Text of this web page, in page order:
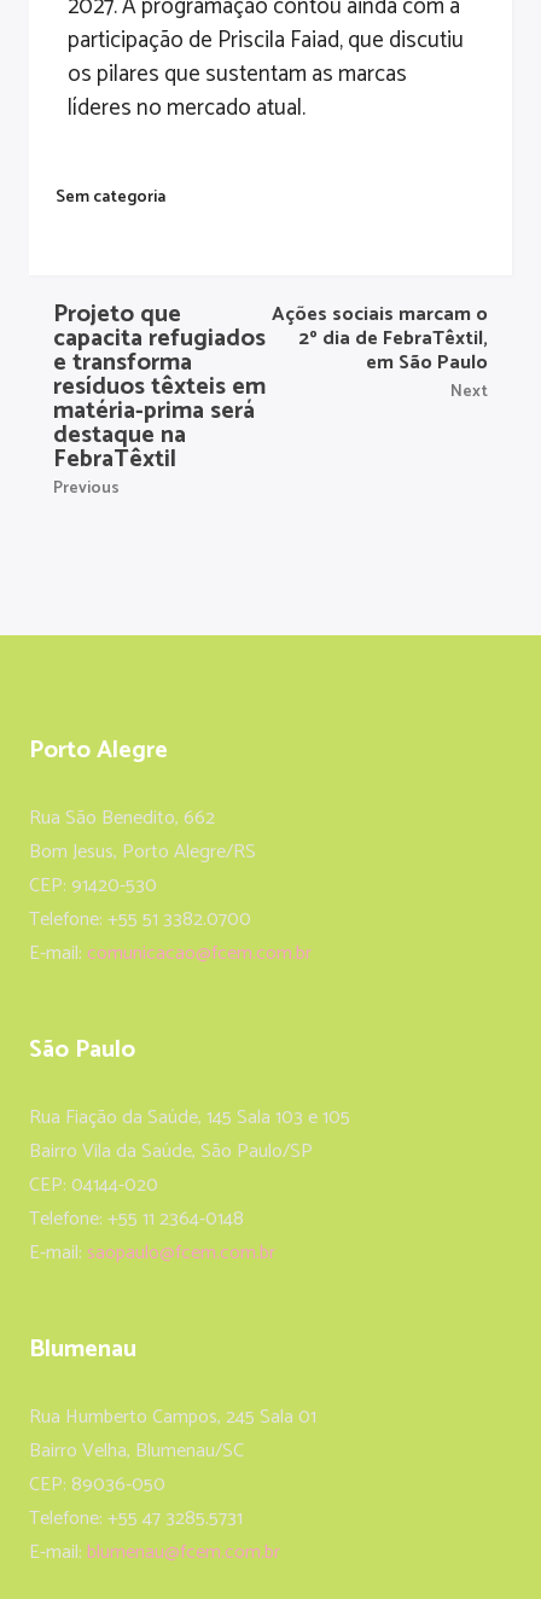
participação de Priscila Faiad, que discutiu
os pilares que sustentam as marcas
líderes no mercado atual.
Sem categoria
Projeto que
capacita refugiados
e transforma
resíduos têxteis em
matéria-prima será
destaque na
FebraTêxtil
Previous
Ações sociais marcam o
2º dia de FebraTêxtil,
em São Paulo
Next
Porto Alegre
Rua São Benedito, 662
Bom Jesus, Porto Alegre/RS
CEP: 91420-530
Telefone: +55 51 3382.0700
E-mail: comunicacao@fcem.com.br
São Paulo
Rua Fiação da Saúde, 145 Sala 103 e 105
Bairro Vila da Saúde, São Paulo/SP
CEP: 04144-020
Telefone: +55 11 2364-0148
E-mail: saopaulo@fcem.com.br
Blumenau
Rua Humberto Campos, 245 Sala 01
Bairro Velha, Blumenau/SC
CEP: 89036-050
Telefone: +55 47 3285.5731
E-mail: blumenau@fcem.com.br